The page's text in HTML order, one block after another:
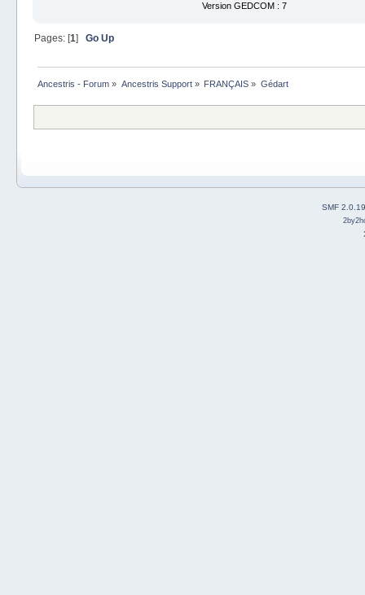
Version GEDCOM : 7
Pages: [1] Go Up
Ancestris - Forum » Ancestris Support» FRANÇAIS » Gédart
SMF 2.0.19